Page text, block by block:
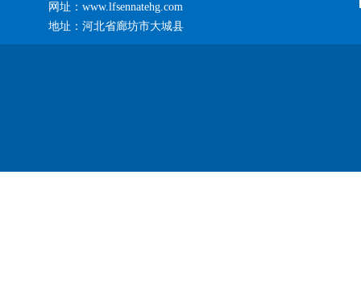
网址：www.lfsennatehg.com
地址：河北省廊坊市大城县